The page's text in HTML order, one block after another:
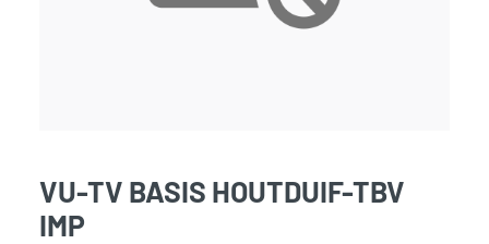
VU-TV BASIS HOUTDUIF-TBV
IMP